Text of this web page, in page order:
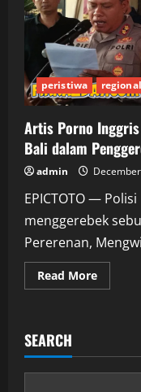
peristiwa regional
Artis Porno
Bali dalam
admin
EPICTOTO —
menggerebek
Pererenan,
Read MoreRead
more
Blue
Polisi
SEARCH